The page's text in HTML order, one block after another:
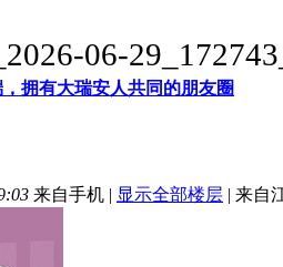
拥有大瑞安人共同的朋友圈
来自手机 | 显示全部楼层 | 来自